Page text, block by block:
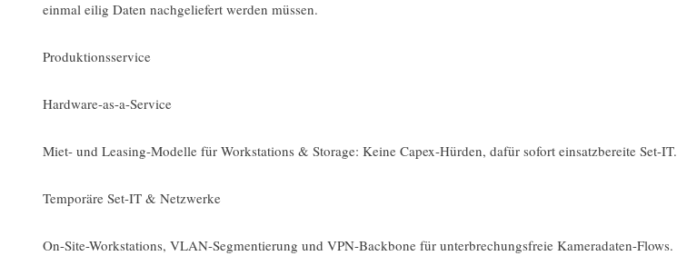
einmal eilig Daten nachgeliefert werden müssen.
Produktionsservice
Hardware-as-a-Service
Miet- und Leasing-Modelle für Workstations & Storage: Keine Capex-Hürden, dafür sofort einsatzbereite Set-IT.
Temporäre Set-IT & Netzwerke
On-Site-Workstations, VLAN-Segmentierung und VPN-Backbone für unterbrechungsfreie Kameradaten-Flows.